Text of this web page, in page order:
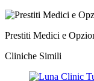
Prestiti Medici e
Cliniche Simili